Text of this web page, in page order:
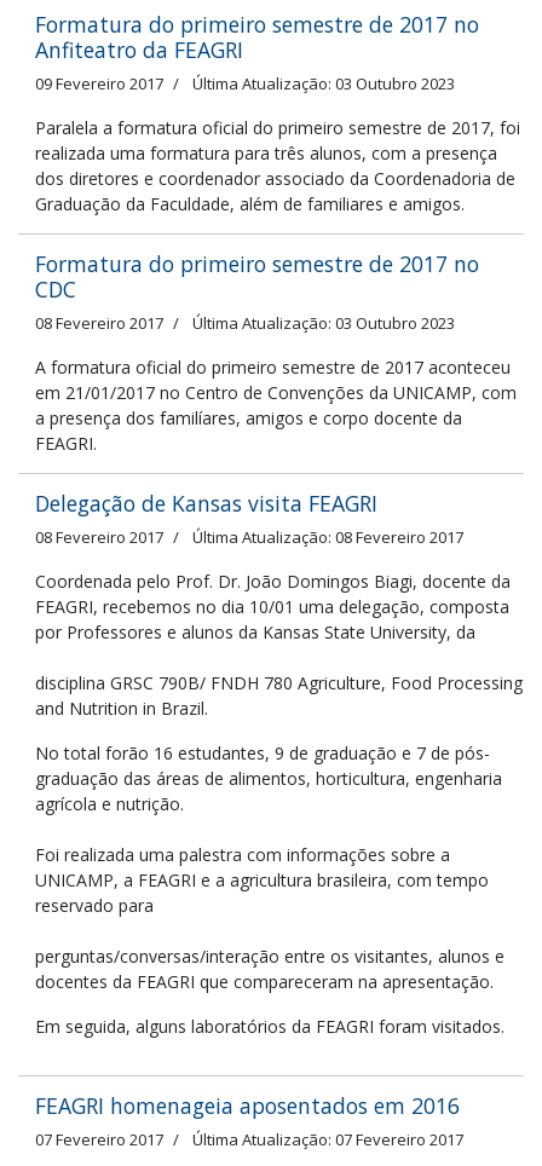
Formatura do primeiro semestre de 2017 no
Anfiteatro da FEAGRI
09 Fevereiro 2017 Última Atualização: 03 Outubro 2023
Paralela a formatura oficial do primeiro semestre de 2017, foi
realizada uma formatura para três alunos, com a presença
dos diretores e coordenador associado da Coordenadoria de
Graduação da Faculdade, além de familiares e amigos.
Formatura do primeiro semestre de 2017 no
CDC
08 Fevereiro 2017 Última Atualização: 03 Outubro 2023
A formatura oficial do primeiro semestre de 2017 aconteceu
em 21/01/2017 no Centro de Convenções da UNICAMP, com
a presença dos familíares, amigos e corpo docente da
FEAGRI.
Delegação de Kansas visita FEAGRI
08 Fevereiro 2017 Última Atualização: 08 Fevereiro 2017
Coordenada pelo Prof. Dr. João Domingos Biagi, docente da
FEAGRI, recebemos no dia 10/01 uma delegação, composta
por Professores e alunos da Kansas State University, da
disciplina GRSC 790B/ FNDH 780 Agriculture, Food Processing
and Nutrition in Brazil.
No total forão 16 estudantes, 9 de graduação e 7 de pós-
graduação das áreas de alimentos, horticultura, engenharia
agrícola e nutrição.
Foi realizada uma palestra com informações sobre a
UNICAMP, a FEAGRI e a agricultura brasileira, com tempo
reservado para
perguntas/conversas/interação entre os visitantes, alunos e
docentes da FEAGRI que compareceram na apresentação.
Em seguida, alguns laboratórios da FEAGRI foram visitados.
FEAGRI homenageia aposentados em 2016
07 Fevereiro 2017 Última Atualização: 07 Fevereiro 2017